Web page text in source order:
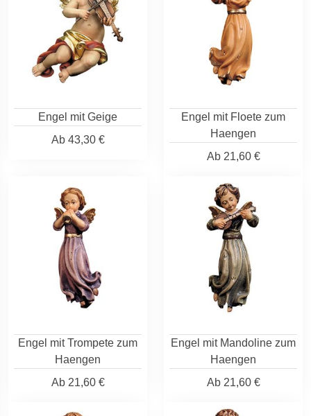
Engel mit Geige
Ab43,30 €
Engel mit Floete zum
Haengen
Ab21,60 €
Engel mit Trompete zum
Haengen
Ab21,60 €
Engel mit Mandoline zum
Haengen
Ab21,60 €